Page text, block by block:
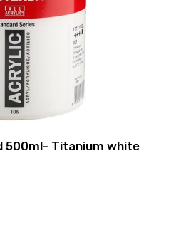
500ml- Titanium white